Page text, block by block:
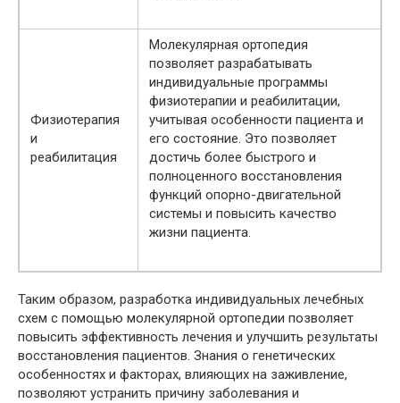
Физиотерапия
и
реабилитация
Молекулярная ортопедия
позволяет разрабатывать
индивидуальные программы
физиотерапии и реабилитации,
учитывая особенности пациента и
его состояние. Это позволяет
достичь более быстрого и
полноценного восстановления
функций опорно-двигательной
системы и повысить качество
жизни пациента.
Таким образом, разработка индивидуальных лечебных
схем с помощью молекулярной ортопедии позволяет
повысить эффективность лечения и улучшить результаты
восстановления пациентов. Знания о генетических
особенностях и факторах, влияющих на заживление,
позволяют устранить причину заболевания и